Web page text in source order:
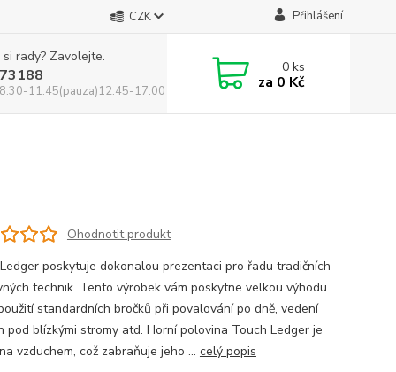
CZK Přihlášení
rady? Zavolejte.
11:45(pauza)12:45-17:00
0ks
za 0 Kč
Ohodnotit produkt
poskytuje dokonalou prezentaci pro řadu tradičních
technik. Tento výrobek vám poskytne velkou výhodu
standardních bročků při povalování po dně, vedení
pod blízkými stromy atd. Horní polovina Touch Ledger je
vzduchem, což zabraňuje jeho ... celý popis